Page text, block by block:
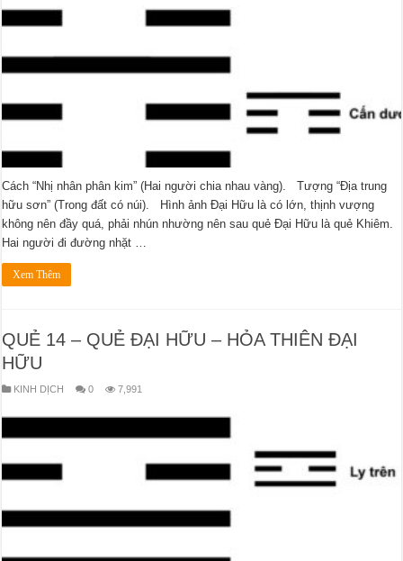
Cách “Nhị nhân phân kim” (Hai người chia nhau vàng). Tượng “Địa trung
hữu sơn” (Trong đất có núi). Hình ảnh Đại Hữu là có lớn, thịnh vượng
không nên đầy quá, phải nhún nhường nên sau quẻ Đại Hữu là quẻ Khiêm.
Hai người đi đường nhặt …
Xem Thêm
QUẺ 14 – QUẺ ĐẠI HỮU – HỎA THIÊN ĐẠI
HỮU
KINH DỊCH 0 7,991